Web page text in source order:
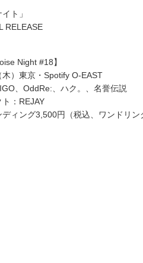
ト」
RELEASE
Night #18】
）東京・Spotify O-EAST
、OddRe:、ハク。、名誉伝説
：REJAY
ィング3,500円（税込、ワンドリン